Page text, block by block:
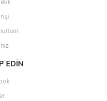
EDİN